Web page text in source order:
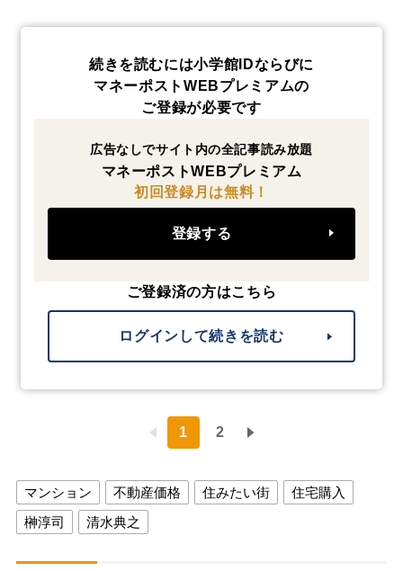
続きを読むには小学館IDならびに
マネーポストWEBプレミアムの
ご登録が必要です
広告なしでサイト内の全記事読み放題
マネーポストWEBプレミアム
初回登録月は無料！
登録する
ご登録済の方はこちら
ログインして続きを読む
1 2
マンション 不動産価格 住みたい街
住宅購入
榊淳司
清水典之